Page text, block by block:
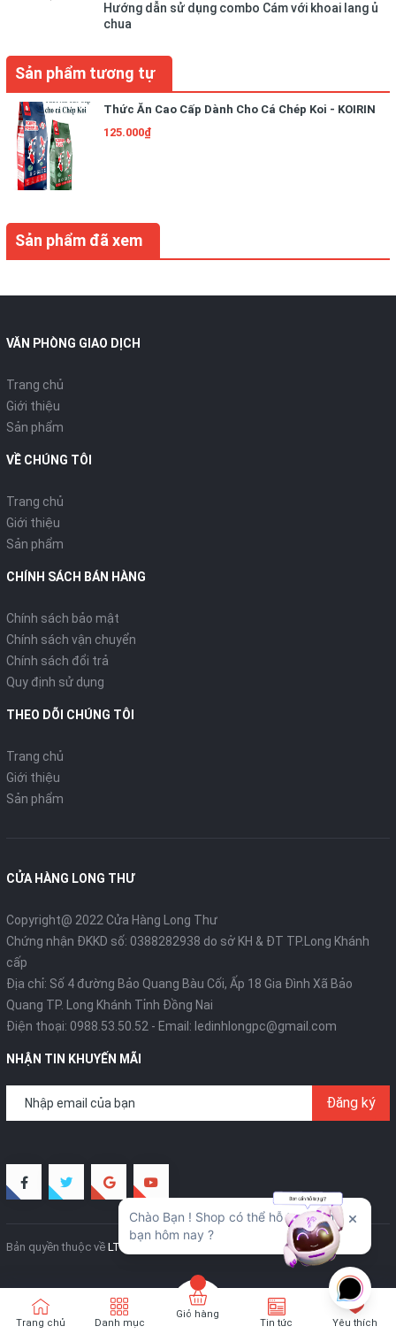
Hướng dẫn sử dụng combo Cám với khoai lang ủ
chua
Sản phẩm tương tự
Thức Ăn Cao Cấp Dành Cho Cá Chép Koi - KOIRIN
125.000₫
Sản phẩm đã xem
VĂN PHÒNG GIAO DỊCH
Trang chủ
Giới thiệu
Sản phẩm
VỀ CHÚNG TÔI
Trang chủ
Giới thiệu
Sản phẩm
CHÍNH SÁCH BÁN HÀNG
Chính sách bảo mật
Chính sách vận chuyển
Chính sách đổi trả
Quy định sử dụng
THEO DÕI CHÚNG TÔI
Trang chủ
Giới thiệu
Sản phẩm
CỬA HÀNG LONG THƯ
Copyright@ 2022 Cửa Hàng Long Thư
Chứng nhận ĐKKD số: 0388282938 do sở KH & ĐT TP.Long Khánh
cấp
Địa chỉ: Số 4 đường Bảo Quang Bàu Cối, Ấp 18 Gia Đình Xã Bảo
Quang TP. Long Khánh Tỉnh Đồng Nai
Điện thoại: 0988.53.50.52 - Email: ledinhlongpc@gmail.com
NHẬN TIN KHUYẾN MÃI
Đăng ký
Bản quyền thuộc về LT Creative
Trang chủ Danh mục
Giỏ hàng
Tin tức Yêu thích